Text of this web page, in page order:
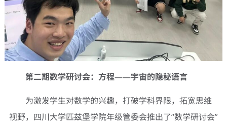
第二期数学研讨会：方程——宇宙的隐秘语言
为激发学生对数学的兴趣，打破学科界限，拓宽思维
视野，四川大学匹兹堡学院年级管委会推出了“数学研讨会”